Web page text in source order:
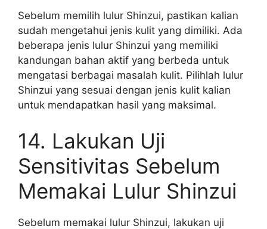
Sebelum memilih lulur Shinzui, pastikan kalian
sudah mengetahui jenis kulit yang dimiliki. Ada
beberapa jenis lulur Shinzui yang memiliki
kandungan bahan aktif yang berbeda untuk
mengatasi berbagai masalah kulit. Pilihlah lulur
Shinzui yang sesuai dengan jenis kulit kalian
untuk mendapatkan hasil yang maksimal.
14. Lakukan Uji
Sensitivitas Sebelum
Memakai Lulur Shinzui
Sebelum memakai lulur Shinzui, lakukan uji